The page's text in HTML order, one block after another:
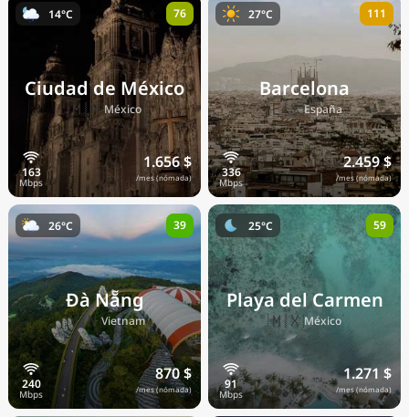
Ciudad de México
🇲🇽México
1.656 $
/mes (nómada)
14°C 76
Barcelona
🇪🇸España
2.459 $
/mes (nómada)
27°C 111
Đà Nẵng
🇻🇳Vietnam
870 $
/mes (nómada)
26°C 39
Playa del Carmen
🇲🇽México
1.271 $
/mes (nómada)
25°C 59
Precios actuales por país